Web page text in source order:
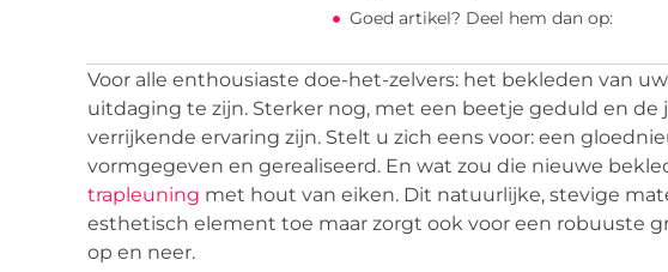
Goed artikel? Deel hem dan op:
Voor alle enthousiaste doe-het-zelvers: het bekleden van
uitdaging te zijn. Sterker nog, met een beetje geduld en de
verrijkende ervaring zijn. Stelt u zich eens voor: een
vormgegeven en gerealiseerd. En wat zou die nieuwe
trapleuning met hout van eiken. Dit natuurlijke, stevige
esthetisch element toe maar zorgt ook voor een robuuste
op en neer.